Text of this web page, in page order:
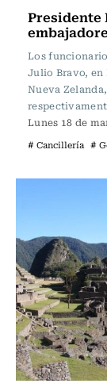
Presidente
Los
Julio Bravo,
Nueva
Lunes 18 de
# Cancillería #